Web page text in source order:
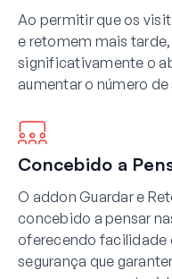
Ao permitir que os
e retomem mais
significativamente o
aumentar o número
Concebido a
O addon Guardar e
concebido a pensar
oferecendo facilidade
segurança que